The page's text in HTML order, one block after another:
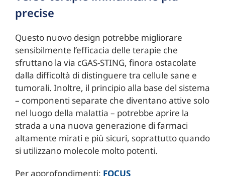
precise
Questo nuovo design potrebbe migliorare
sensibilmente l’efficacia delle terapie che
sfruttano la via cGAS-STING, finora ostacolate
dalla difficoltà di distinguere tra cellule sane e
tumorali. Inoltre, il principio alla base del sistema
– componenti separate che diventano attive solo
nel luogo della malattia – potrebbe aprire la
strada a una nuova generazione di farmaci
altamente mirati e più sicuri, soprattutto quando
si utilizzano molecole molto potenti.
Per approfondimenti: FOCUS